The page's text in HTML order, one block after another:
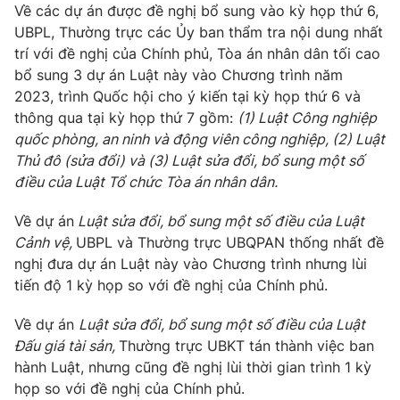
Phó Tổng Biên tập:Nguyễn Thị Mỹ Hạnh, Phạm Quốc Thắng,
Nguyễn Trọng Ninh
Tổng đài VTV:024.38 355 931 - 024.38 355 932
Ðiện thoại Thời báo VTV: 024.66 897 897
Email:toasoan@vtv.vn
Liên hệ quảng cáo:
024-7300.7108
® Cấm sao chép dưới mọi hình thức nếu không có sự chấp
Về các dự án được đề nghị bổ sung vào kỳ họp thứ 6,
UBPL, Thường trực các Ủy ban thẩm tra nội dung nhất
trí với đề nghị của Chính phủ, Tòa án nhân dân tối cao
bổ sung 3 dự án Luật này vào Chương trình năm
2023, trình Quốc hội cho ý kiến tại kỳ họp thứ 6 và
thông qua tại kỳ họp thứ 7 gồm: (1) Luật Công nghiệp
quốc phòng, an ninh và động viên công nghiệp, (2) Luật
Thủ đô (sửa đổi) và (3) Luật sửa đổi, bổ sung một số
điều của Luật Tổ chức Tòa án nhân dân.
Về dự án Luật sửa đổi, bổ sung một số điều của Luật
Cảnh vệ, UBPL và Thường trực UBQPAN thống nhất đề
nghị đưa dự án Luật này vào Chương trình nhưng lùi
tiến độ 1 kỳ họp so với đề nghị của Chính phủ.
Về dự án Luật sửa đổi, bổ sung một số điều của Luật
Đấu giá tài sản, Thường trực UBKT tán thành việc ban
hành Luật, nhưng cũng đề nghị lùi thời gian trình 1 kỳ
họp so với đề nghị của Chính phủ.